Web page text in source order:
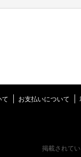
て お支払いについて
掲載されて